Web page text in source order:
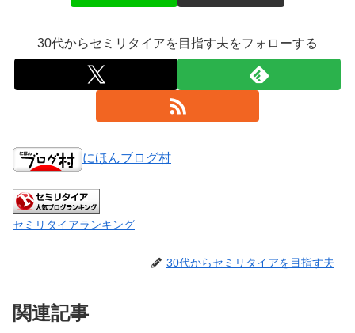
30代からセミリタイアを目指す夫をフォローする
にほんブログ村
セミリタイアランキング
30代からセミリタイアを目指す夫
関連記事